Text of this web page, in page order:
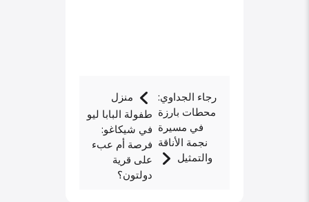
منزل
طفولة البابا ليو
في شيكاغو:
فرصة أم عبء
على قرية
دولتون؟
رجاء الجداوي:
محطات بارزة
في مسيرة
نجمة الأناقة
والتمثيل